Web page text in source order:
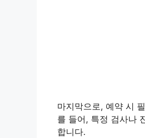
마지막으로, 예약 시
를 들어, 특정 검사나
합니다.